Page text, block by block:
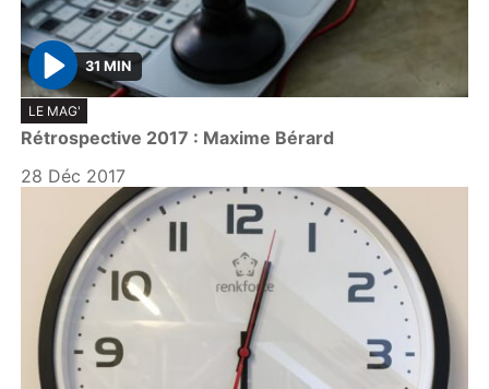
P
l
a
y
31 MIN
LE MAG'
Rétrospective 2017 : Maxime Bérard
28 Déc 2017